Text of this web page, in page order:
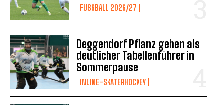
FUSSBALL 2026/27
Deggendorf Pflanz gehen als
deutlicher Tabellenführer in
Sommerpause
INLINE-SKATERHOCKEY